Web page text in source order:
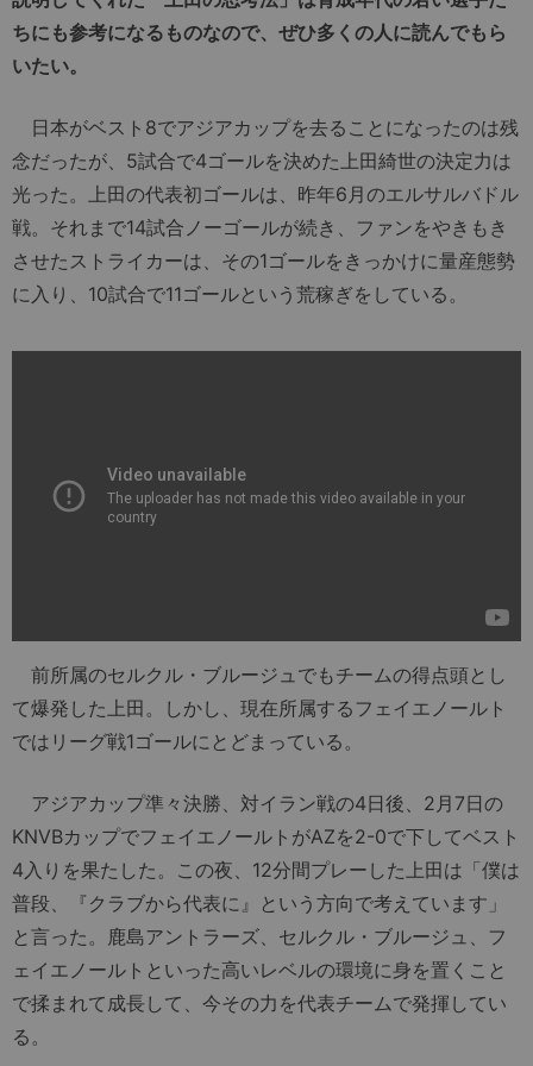
ちにも参考になるものなので、ぜひ多くの人に読んでもら
いたい。
日本がベスト8でアジアカップを去ることになったのは残
念だったが、5試合で4ゴールを決めた上田綺世の決定力は
光った。上田の代表初ゴールは、昨年6月のエルサルバドル
戦。それまで14試合ノーゴールが続き、ファンをやきもき
させたストライカーは、その1ゴールをきっかけに量産態勢
に入り、10試合で11ゴールという荒稼ぎをしている。
前所属のセルクル・ブルージュでもチームの得点頭とし
て爆発した上田。しかし、現在所属するフェイエノールト
ではリーグ戦1ゴールにとどまっている。
アジアカップ準々決勝、対イラン戦の4日後、2月7日の
KNVBカップでフェイエノールトがAZを2-0で下してベスト
4入りを果たした。この夜、12分間プレーした上田は「僕は
普段、『クラブから代表に』という方向で考えています」
と言った。鹿島アントラーズ、セルクル・ブルージュ、フ
ェイエノールトといった高いレベルの環境に身を置くこと
で揉まれて成長して、今その力を代表チームで発揮してい
る。